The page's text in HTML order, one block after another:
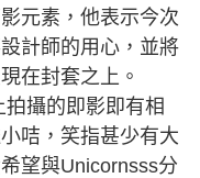
元素，他表示今次
計師的用心，並將
在封套之上。
攝的即影即有相
咭，笑指甚少有大
望與Unicornsss分